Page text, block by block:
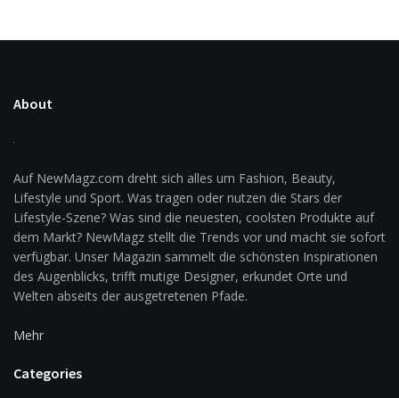
About
Auf NewMagz.com dreht sich alles um Fashion, Beauty,
Lifestyle und Sport. Was tragen oder nutzen die Stars der
Lifestyle-Szene? Was sind die neuesten, coolsten Produkte auf
dem Markt? NewMagz stellt die Trends vor und macht sie sofort
verfügbar. Unser Magazin sammelt die schönsten Inspirationen
des Augenblicks, trifft mutige Designer, erkundet Orte und
Welten abseits der ausgetretenen Pfade.
Mehr
Categories